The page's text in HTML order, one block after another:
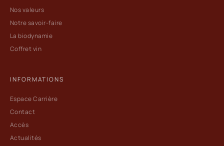
Nos valeurs
Notre savoir-faire
La biodynamie
Coffret vin
INFORMATIONS
Espace Carrière
Contact
Accès
Actualités